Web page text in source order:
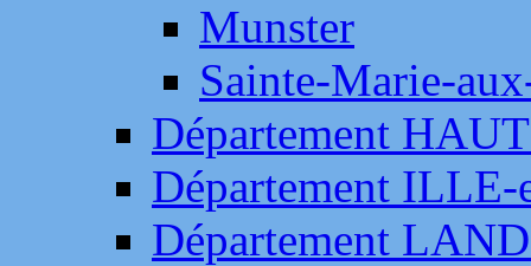
Munster
Sainte-Marie-
Département
Département
Département